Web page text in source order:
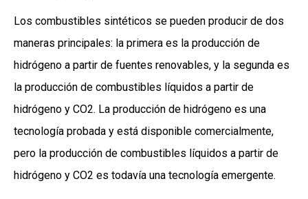
Los combustibles sintéticos se pueden producir de dos
maneras principales: la primera es la producción de
hidrógeno a partir de fuentes renovables, y la segunda es
la producción de combustibles líquidos a partir de
hidrógeno y CO2. La producción de hidrógeno es una
tecnología probada y está disponible comercialmente,
pero la producción de combustibles líquidos a partir de
hidrógeno y CO2 es todavía una tecnología emergente.